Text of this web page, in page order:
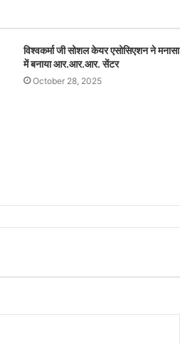
विश्वकर्मा जी सोशल केयर एसोसिएशन ने मनासा
में बनाया आर.आर.आर. सेंटर
October 28, 2025